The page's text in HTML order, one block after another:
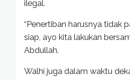
ilegal.
“Penertiban harusnya tidak
siap, ayo kita lakukan
Abdullah.
Walhi juga dalam waktu